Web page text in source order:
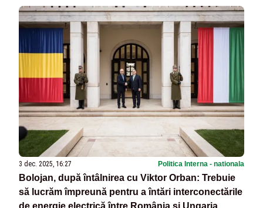
3 dec. 2025, 16:27 Politica Interna - nationala
Bolojan, după întâlnirea cu Viktor Orban: Trebuie
să lucrăm împreună pentru a întări interconectările
de energie electrică între România și Ungaria